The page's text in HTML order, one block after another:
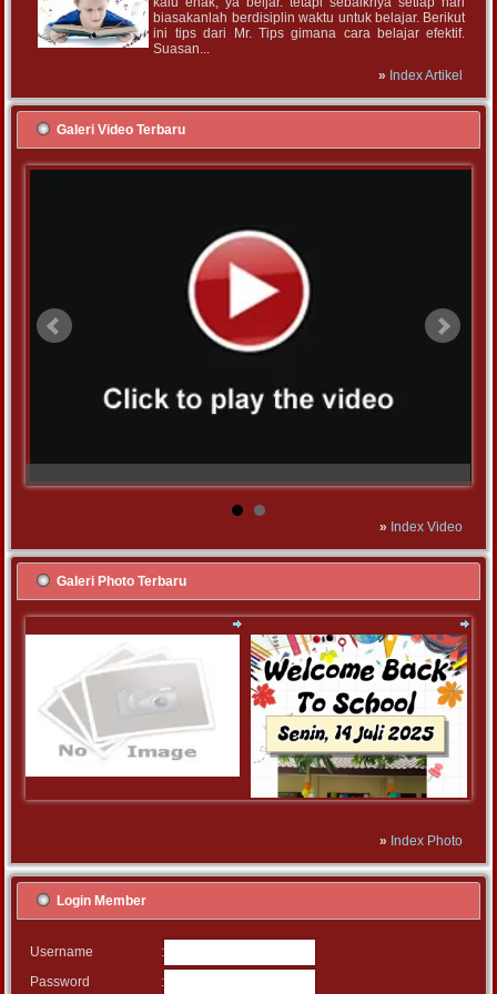
biasakanlah berdisiplin waktu untuk belajar. Berikut
ini tips dari Mr. Tips gimana cara belajar efektif.
Suasan...
» Index Artikel
Galeri Video Terbaru
» Index Video
Galeri Photo Terbaru
» Index Photo
Login Member
Username
:
Password
: